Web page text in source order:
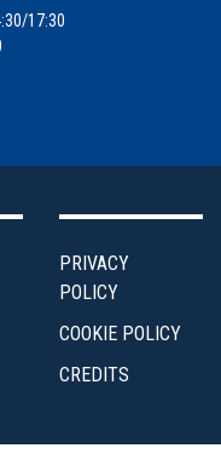
17:30
PRIVACY
POLICY
COOKIE POLICY
CREDITS